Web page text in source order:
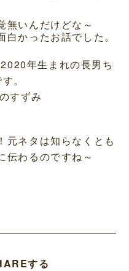
無いんだけどな～
かったお話でした。
年生まれの長男ち
。
すずみ
元ネタは知らなくとも
伝わるのですね～
する